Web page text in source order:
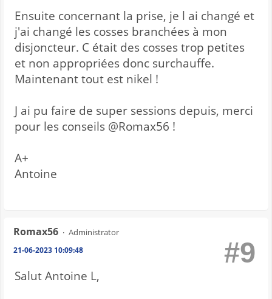
Ensuite concernant la prise, je l ai changé et
j'ai changé les cosses branchées à mon
disjoncteur. C était des cosses trop petites
et non appropriées donc surchauffe.
Maintenant tout est nikel !
J ai pu faire de super sessions depuis, merci
pour les conseils @Romax56 !
A+
Antoine
Romax56 Administrator
21-06-2023 10:09:48 #9
Salut Antoine L,